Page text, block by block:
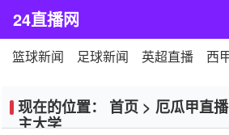
24直播网
篮球新闻 足球新闻 英超直播 西
现在的位置： 首页 > 厄瓜甲直播
主大学